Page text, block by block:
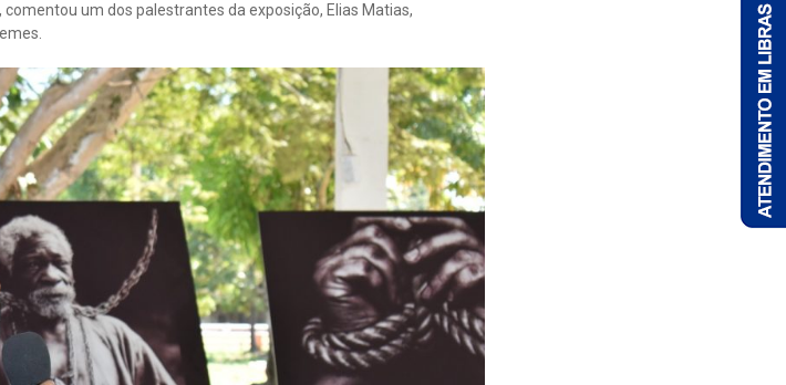
um dos palestrantes da exposição, Elias Matias,